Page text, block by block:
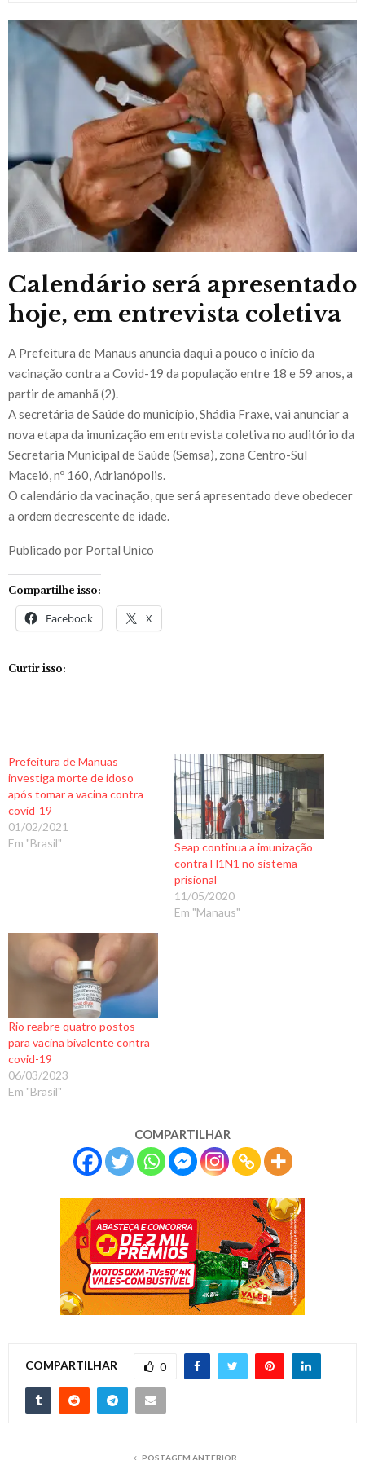
Calendário será apresentado
hoje, em entrevista coletiva
A Prefeitura de Manaus anuncia daqui a pouco o início da
vacinação contra a Covid-19 da população entre 18 e 59 anos, a
partir de amanhã (2).
A secretária de Saúde do município, Shádia Fraxe, vai anunciar a
nova etapa da imunização em entrevista coletiva no auditório da
Secretaria Municipal de Saúde (Semsa), zona Centro-Sul
Maceió, nº 160, Adrianópolis.
O calendário da vacinação, que será apresentado deve obedecer
a ordem decrescente de idade.
Publicado por Portal Unico
Compartilhe isso:
Facebook X
Curtir isso:
Prefeitura de Manuas
investiga morte de idoso
após tomar a vacina contra
covid-19
01/02/2021
Em "Brasil"
Seap continua a imunização
contra H1N1 no sistema
prisional
11/05/2020
Em "Manaus"
Rio reabre quatro postos
para vacina bivalente contra
covid-19
06/03/2023
Em "Brasil"
COMPARTILHAR
COMPARTILHAR 0
POSTAGEM ANTERIOR